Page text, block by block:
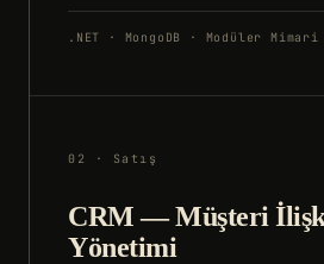
.NET · MongoDB · Modüler Mimari
02 · Satış
CRM — Müşteri
Yönetimi